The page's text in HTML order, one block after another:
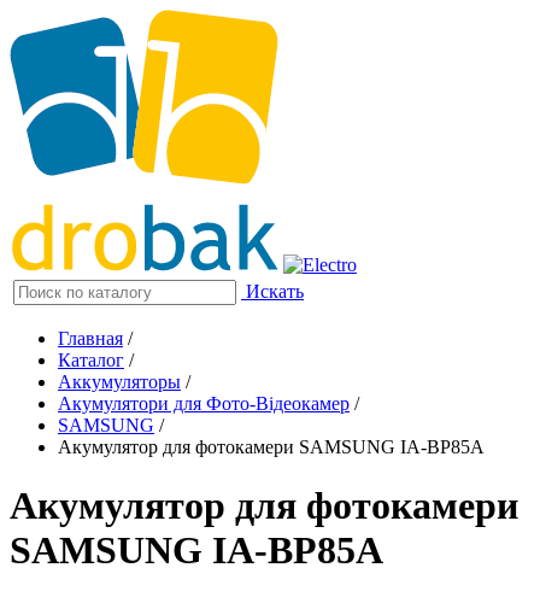
Искать
Главная /
Каталог /
Аккумуляторы /
Акумулятори для Фото-Відеокамер /
SAMSUNG /
Акумулятор для фотокамери SAMSUNG IA-BP85A
Акумулятор для фотокамери
SAMSUNG IA-BP85A